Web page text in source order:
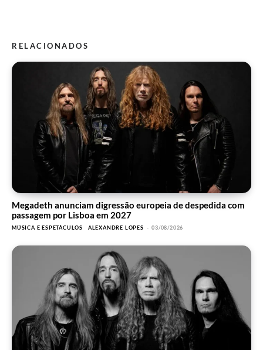
RELACIONADOS
Megadeth anunciam digressão europeia de despedida com
passagem por Lisboa em 2027
MÚSICA E ESPETÁCULOS ALEXANDRE LOPES - 03/08/2026